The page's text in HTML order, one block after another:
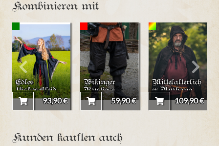
Kombinieren mit
Edles
Viskosekleid
"Ivette"
93,90 €
Wikinger
Rushose
Leinen
"Wodan"
59,90 €
Mittelalterlich
er Umhang
"Zenta"109,90 €
Kunden kauften auch